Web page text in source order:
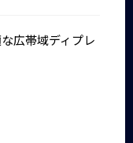
広帯域ディプレ